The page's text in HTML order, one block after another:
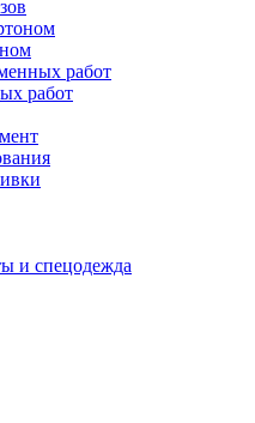
работ
работ
и спецодежда